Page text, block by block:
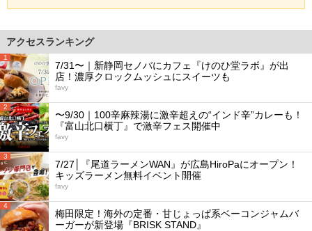
アクセスランキング
1
7/31〜｜新静岡セノバにカフェ『けのひ堂ラボ』が出
店！濃厚クロックムッシュにスイーツも
favy
2
〜9/30｜100辛麻辣湯に激辛超えの“インド辛”カレーも！
『富山北口横丁』で激辛フェス開催中
favy
3
7/27│『尾道ラーメンWAN』が広島HiroPaにオープン！
キッズラーメン無料イベント開催
favy
4
梅田限定！海外の定番・甘じょっぱ系ベーコンジャムバ
ーガーが新登場『BRISK STAND』